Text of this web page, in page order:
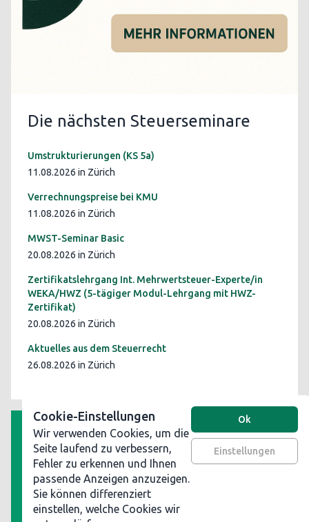
Die nächsten Steuerseminare
Umstrukturierungen (KS 5a)
11.08.2026 in Zürich
Verrechnungspreise bei KMU
11.08.2026 in Zürich
MWST-Seminar Basic
20.08.2026 in Zürich
Zertifikatslehrgang Int. Mehrwertsteuer-Experte/in
WEKA/HWZ (5-tägiger Modul-Lehrgang mit HWZ-
Zertifikat)
20.08.2026 in Zürich
Aktuelles aus dem Steuerrecht
26.08.2026 in Zürich
AGB
Datenschutz
Impressum
Werben Sie auf steuerinformationen.ch
Cookie-Einstellungen
Wir verwenden Cookies, um die
Seite laufend zu verbessern,
Fehler zu erkennen und Ihnen
passende Anzeigen anzuzeigen.
Sie können differenziert
einstellen, welche Cookies wir
Ok
Einstellungen